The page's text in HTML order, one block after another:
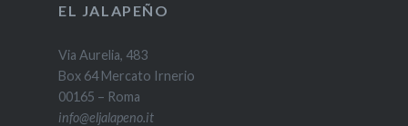
EL JALAPEÑO
Via Aurelia, 483
Box 64 Mercato Irnerio
00165 – Roma
info@eljalapeno.it